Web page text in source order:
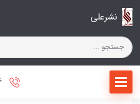
نشرعلی